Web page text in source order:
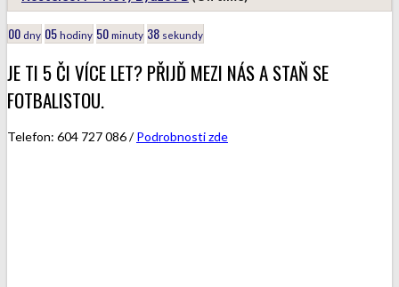
00 dny 05 hodiny 50 minuty 38 sekundy
JE TI 5 ČI VÍCE LET? PŘIJĎ MEZI NÁS A STAŇ SE
FOTBALISTOU.
Telefon: 604 727 086 /Podrobnosti zde